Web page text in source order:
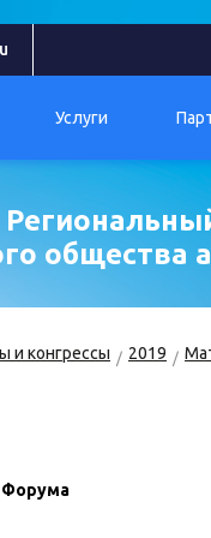
Услуги
общества
и конгрессы 2019
Форума